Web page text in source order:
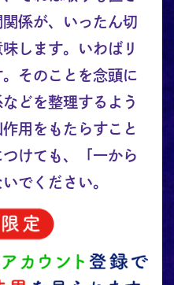
係が、いったん切
します。いわばリ
そのことを念頭に
どを整理するよう
用をもたらすこと
けても、「一から
でください。